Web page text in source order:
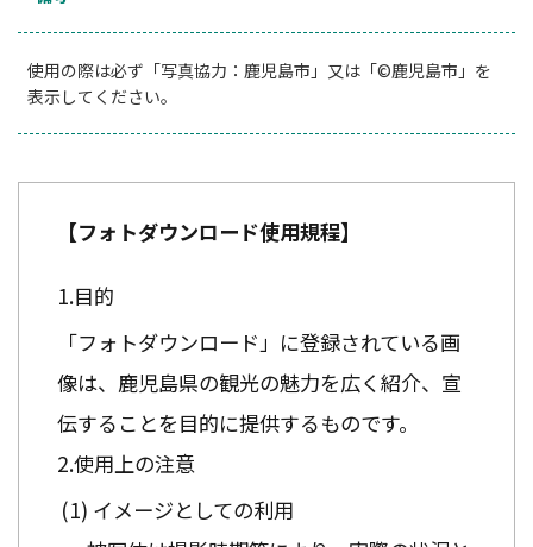
使用の際は必ず「写真協力：鹿児島市」又は「©鹿児島市」を
表示してください。
【フォトダウンロード使用規程】
目的
「フォトダウンロード」に登録されている画
像は、鹿児島県の観光の魅力を広く紹介、宣
伝することを目的に提供するものです。
使用上の注意
イメージとしての利用